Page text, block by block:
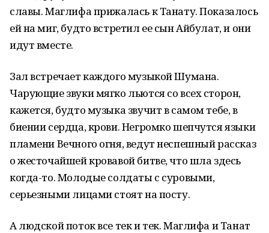
славы. Маглифа прижалась к Танату. Показалось
ей на миг, будто встретил ее сын Айбулат, и они
идут вместе.
Зал встречает каждого музыкой Шумана.
Чарующие звуки мягко льются со всех сторон,
кажется, будто музыка звучит в самом тебе, в
биении сердца, крови. Негромко шепчутся языки
пламени Вечного ог­ня, ведут неспешный рассказ
о жесточайшей кровавой битве, что шла здесь
когда-то. Молодые солдаты с суровыми,
серьезными лицами стоят на посту.
А людской поток все тек и тек. Маглифа и Та­нат